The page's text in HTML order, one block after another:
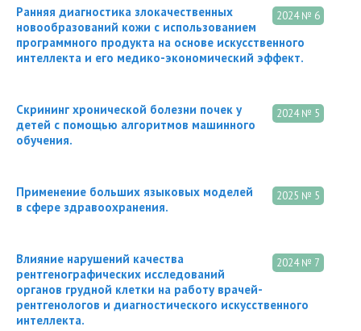
2024 № 6
Ранняя диагностика злокачественных
новообразований кожи с использованием
программного продукта на основе искусственного
интеллекта и его медико-экономический эффект.
2024 № 5
Скрининг хронической болезни почек у
детей с помощью алгоритмов машинного
обучения.
2025 № 5
Применение больших языковых моделей
в сфере здравоохранения.
2024 № 7
Влияние нарушений качества
рентгенографических исследований
органов грудной клетки на работу врачей-
рентгенологов и диагностического искусственного
интеллекта.